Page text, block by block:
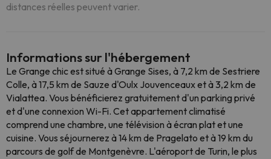
distances réelles peuvent varier.
Informations sur l'hébergement
Le Grange chic est situé à Grange Sises, à 7,2 km de Sestriere
Colle, à 17,5 km de Sauze d'Oulx Jouvenceaux et à 3,2 km de
Vialattea. Vous bénéficierez gratuitement d'un parking privé
et d'une connexion Wi-Fi. Cet appartement climatisé
comprend une chambre, une télévision à écran plat et une
cuisine. Vous séjournerez à 14 km de Pragelato et à 19 km du
parcours de golf de Montgenèvre. L'aéroport de Turin, le plus